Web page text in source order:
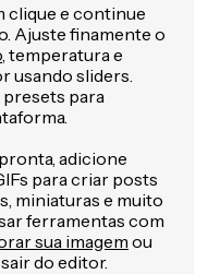
clique e continue
Ajuste finamente o
, temperatura e
usando sliders.
para
adicione
para criar posts
miniaturas e muito
ferramentas com
sua imagem ou
do editor.